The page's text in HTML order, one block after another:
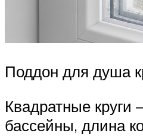
Поддон для душа
Квадратные круги
бассейны, длина